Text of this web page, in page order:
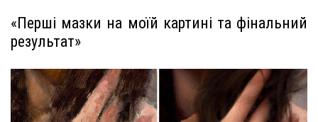
«Перші мазки на моїй картині та фінальний
результат»